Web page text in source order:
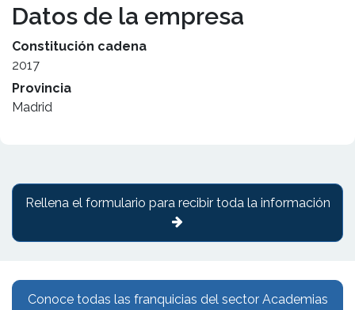
Datos de la empresa
Constitución cadena
2017
Provincia
Madrid
Conoce todas las franquicias del sector Academias